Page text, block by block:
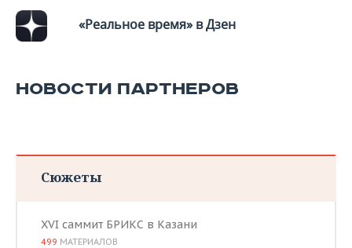
«Реальное время» в Дзен
НОВОСТИ ПАРТНЕРОВ
Сюжеты
XVI саммит БРИКС в Казани
499 МАТЕРИАЛОВ